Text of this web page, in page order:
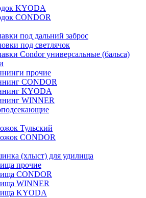
KYODA
CONDOR
под дальний заброс
под светлячок
Condor универсальные (бальса)
прочие
CONDOR
KYODA
WINNER
Тульский
CONDOR
(хлыст) для удилища
прочие
CONDOR
WINNER
KYODA